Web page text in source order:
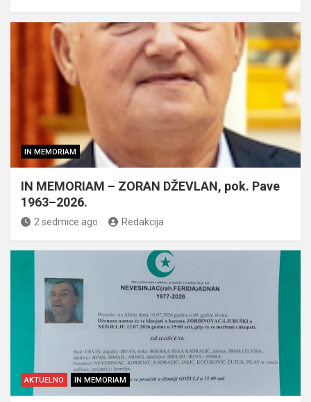
IN MEMORIAM
IN MEMORIAM – ZORAN DŽEVLAN, pok. Pave
1963–2026.
2 sedmice ago Redakcija
AKTUELNO IN MEMORIAM